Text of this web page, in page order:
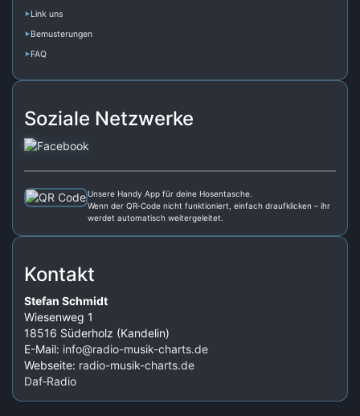
Link uns
Bemusterungen
FAQ
Soziale Netzwerke
Unsere Handy App für deine Hosentasche.
Wenn der QR‑Code nicht funktioniert, einfach draufklicken – ihr
werdet automatisch weitergeleitet.
Kontakt
Stefan Schmidt
Wiesenweg 1
18516 Süderholz (Kandelin)
E-Mail: info@radio-musik-charts.de
Webseite: radio-musik-charts.de
Daf‑Radio